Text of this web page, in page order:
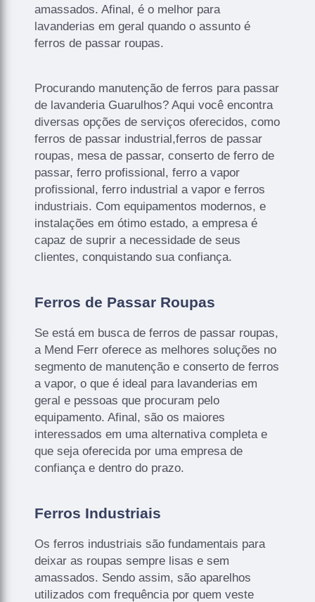
amassados. Afinal, é o melhor para
lavanderias em geral quando o assunto é
ferros de passar roupas.
Procurando manutenção de ferros para passar
de lavanderia Guarulhos? Aqui você encontra
diversas opções de serviços oferecidos, como
ferros de passar industrial,ferros de passar
roupas, mesa de passar, conserto de ferro de
passar, ferro profissional, ferro a vapor
profissional, ferro industrial a vapor e ferros
industriais. Com equipamentos modernos, e
instalações em ótimo estado, a empresa é
capaz de suprir a necessidade de seus
clientes, conquistando sua confiança.
Ferros de Passar Roupas
Se está em busca de ferros de passar roupas,
a Mend Ferr oferece as melhores soluções no
segmento de manutenção e conserto de ferros
a vapor, o que é ideal para lavanderias em
geral e pessoas que procuram pelo
equipamento. Afinal, são os maiores
interessados em uma alternativa completa e
que seja oferecida por uma empresa de
confiança e dentro do prazo.
Ferros Industriais
Os ferros industriais são fundamentais para
deixar as roupas sempre lisas e sem
amassados. Sendo assim, são aparelhos
utilizados com frequência por quem veste